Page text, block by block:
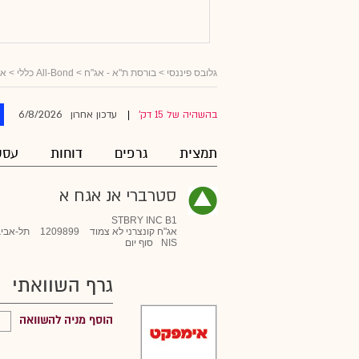
גלובס פיננסי > בורסת ת"א - אג"ח > All-Bond כללי >
בהשהיה של 15 דק' עדכון אחרון 6/8/2026
תמצית גרפים דוחות
סטרברי אנ אגח א
STBRY INC B1
אג"ח קונצרני לא צמוד
1209899
תל-
NIS
סוף יום
גרף השוואתי
הוסף מניה להשוואה